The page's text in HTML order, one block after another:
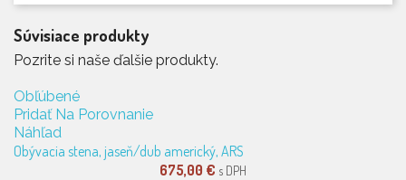
Súvisiace produkty
Pozrite si naše ďalšie produkty.
Obľúbené
Pridať Na Porovnanie
Náhľad
Obývacia stena, jaseň/dub americký, ARS
675,00 € s DPH